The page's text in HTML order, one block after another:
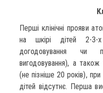
Перші клінічні прояви
на шкірі дітей 2-3-
догодовування чи
вигодовування), а
(не пізніше 20 років),
дітей відсутнє. Перша